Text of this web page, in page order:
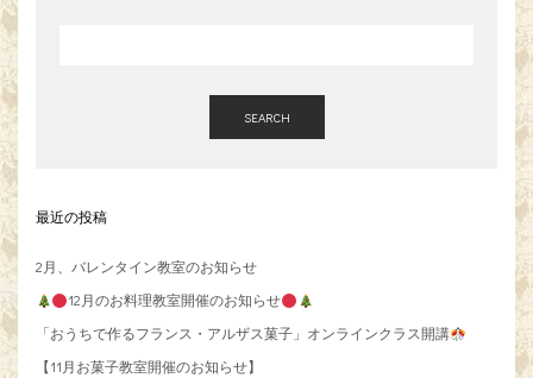
SEARCH
最近の投稿
2月、バレンタイン教室のお知らせ
12月のお料理教室開催のお知らせ
「おうちで作るフランス・アルザス菓子」オンラインクラス開講
【11月お菓子教室開催のお知らせ】